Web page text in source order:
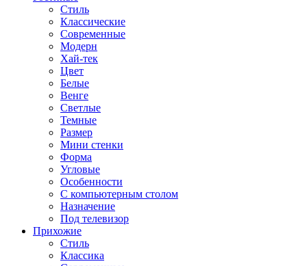
Стиль
Классические
Современные
Модерн
Хай-тек
Цвет
Белые
Венге
Светлые
Темные
Размер
Мини стенки
Форма
Угловые
Особенности
С компьютерным столом
Назначение
Под телевизор
Прихожие
Стиль
Классика